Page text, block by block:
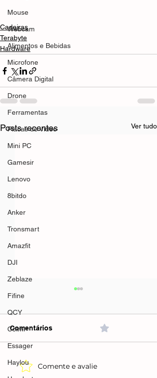
Mouse
Webcam
Alimentos e Bebidas
Microfone
Câmera Digital
Drone
Ferramentas
Placas de Vídeo
Mini PC
Gamesir
Lenovo
8bitdo
Anker
Tronsmart
Amazfit
DJI
Zeblaze
Fifine
QCY
Colmi
Essager
Haylou
Cadeiras
Terabyte
Hardware
Posts recentes Ver tudo
Comentários
Comente e avalie